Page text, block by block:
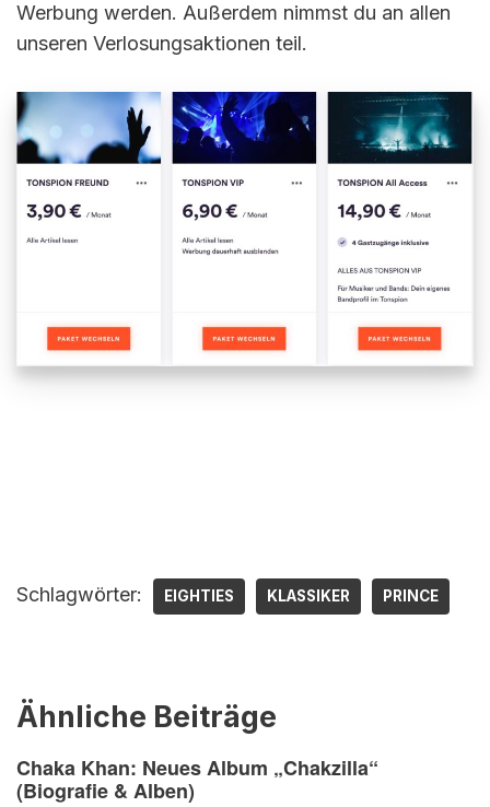
Werbung werden. Außerdem nimmst du an allen
unseren Verlosungsaktionen teil.
Schlagwörter: EIGHTIES KLASSIKER PRINCE
Ähnliche Beiträge
Chaka Khan: Neues Album „Chakzilla“
(Biografie & Alben)